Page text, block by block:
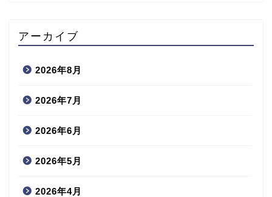
アーカイブ
2026年8月
2026年7月
2026年6月
2026年5月
2026年4月